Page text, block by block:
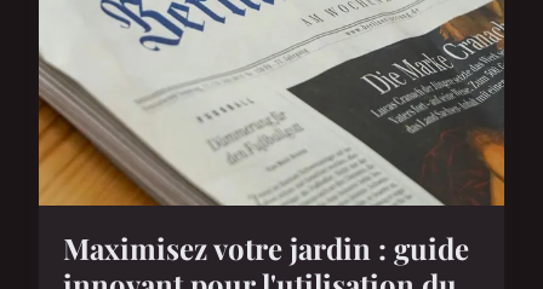
Maximisez votre jardin : guide